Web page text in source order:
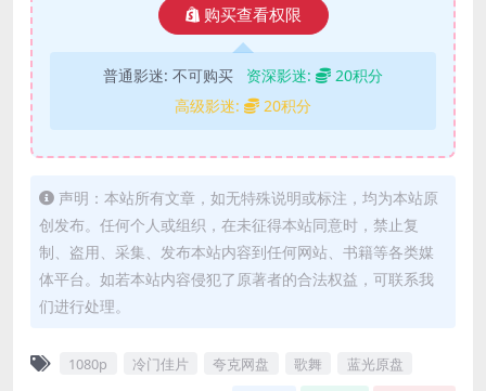
购买查看权限
普通影迷: 不可购买 资深影迷:
20积分
高级影迷:
20积分
声明：本站所有文章，如无特殊说明或标注，均为本站原
创发布。任何个人或组织，在未征得本站同意时，禁止复
制、盗用、采集、发布本站内容到任何网站、书籍等各类媒
体平台。如若本站内容侵犯了原著者的合法权益，可联系我
们进行处理。
1080p 冷门佳片 夸克网盘 歌舞 蓝光原盘